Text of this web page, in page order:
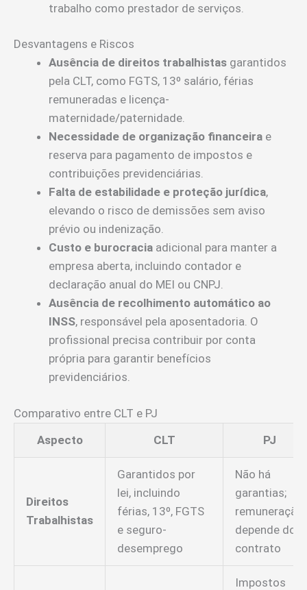
trabalho como prestador de serviços.
Desvantagens e Riscos
Ausência de direitos trabalhistas garantidos
pela CLT, como FGTS, 13º salário, férias
remuneradas e licença-
maternidade/paternidade.
Necessidade de organização financeira e
reserva para pagamento de impostos e
contribuições previdenciárias.
Falta de estabilidade e proteção jurídica,
elevando o risco de demissões sem aviso
prévio ou indenização.
Custo e burocracia adicional para manter a
empresa aberta, incluindo contador e
declaração anual do MEI ou CNPJ.
Ausência de recolhimento automático ao
INSS, responsável pela aposentadoria. O
profissional precisa contribuir por conta
própria para garantir benefícios
previdenciários.
Comparativo entre CLT e PJ
Aspecto
CLT PJ
Direitos
Trabalhistas
Garantidos por
lei, incluindo
férias, 13º, FGTS
e seguro-
desemprego
Não há
garantias;
remuneração
depende do
contrato
Impostos